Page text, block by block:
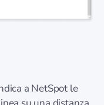
a NetSpot le